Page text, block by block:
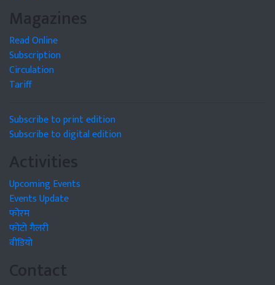
Magazines
Read Online
Subscription
Circulation
Tariff
Subscribe to print edition
Subscribe to digital edition
Activities
Upcoming Events
Events Update
फोरम
फोटो गैलरी
वीडियो
Contact